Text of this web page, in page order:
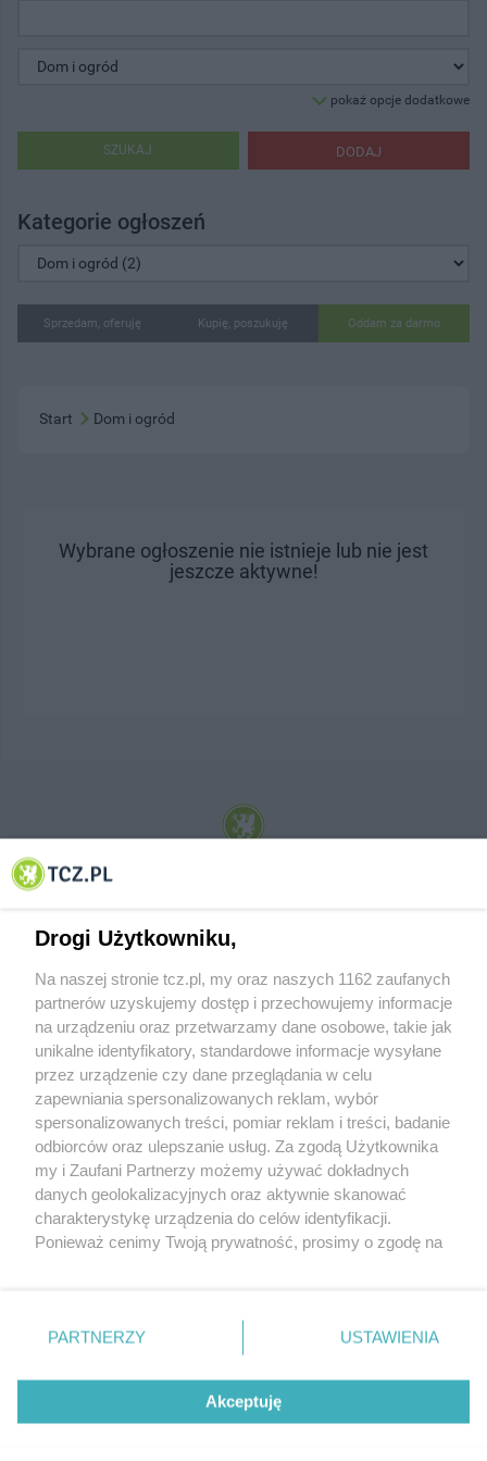
pokaż opcje dodatkowe
DODAJ
SZUKAJ
Kategorie ogłoszeń
Sprzedam, oferuję Kupię, poszukuję Oddam za darmo
Start Dom i ogród
Wybrane ogłoszenie nie istnieje lub nie jest
jeszcze aktywne!
© 2001-2026 Tczew - TCZ.PL Sp. z o.o. Internetowy Serwis Informacyjny Miasta
O FIRMIE POLITYKA PRYWATNOŚCI HOSTING
REKLAMA WSPÓŁPRACA RSS FACEBOOK KONTAKT
Nasze serwisy
Aktualności
Tcz24
Historia miasta
Muzyka i kultura
Archiwum wydarzeń
Zdjęcia miasta
Drogi Użytkowniku,
Na naszej stronie tcz.pl, my oraz naszych 1162 zaufanych
partnerów uzyskujemy dostęp i przechowujemy informacje
na urządzeniu oraz przetwarzamy dane osobowe, takie jak
unikalne identyfikatory, standardowe informacje wysyłane
przez urządzenie czy dane przeglądania w celu
zapewniania spersonalizowanych reklam, wybór
spersonalizowanych treści, pomiar reklam i treści, badanie
odbiorców oraz ulepszanie usług. Za zgodą Użytkownika
my i Zaufani Partnerzy możemy używać dokładnych
danych geolokalizacyjnych oraz aktywnie skanować
charakterystykę urządzenia do celów identyfikacji.
Ponieważ cenimy Twoją prywatność, prosimy o zgodę na
znajdujący się w lewym dolnym rogu strony
. Niektóre
przetwarzaniu. Preferencje będą miały zastosowania tylko
PARTNERZY USTAWIENIA
Akceptuję